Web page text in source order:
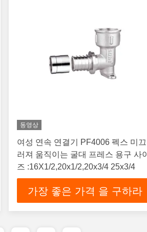
동영상
여성 연속 연결기 PF4006 펙스 미끄
러져 움직이는 굴대 프레스 용구 사이
즈 :16X1/2,20x1/2,20x3/4 25x3/4
가장 좋은 가격 을 구하라